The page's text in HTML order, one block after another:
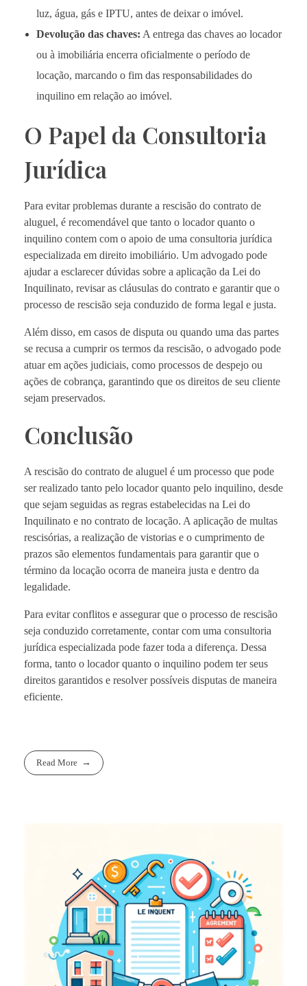
luz, água, gás e IPTU, antes de deixar o imóvel.
Devolução das chaves: A entrega das chaves ao locador
ou à imobiliária encerra oficialmente o período de
locação, marcando o fim das responsabilidades do
inquilino em relação ao imóvel.
O Papel da Consultoria
Jurídica
Para evitar problemas durante a rescisão do contrato de
aluguel, é recomendável que tanto o locador quanto o
inquilino contem com o apoio de uma consultoria jurídica
especializada em direito imobiliário. Um advogado pode
ajudar a esclarecer dúvidas sobre a aplicação da Lei do
Inquilinato, revisar as cláusulas do contrato e garantir que o
processo de rescisão seja conduzido de forma legal e justa.
Além disso, em casos de disputa ou quando uma das partes
se recusa a cumprir os termos da rescisão, o advogado pode
atuar em ações judiciais, como processos de despejo ou
ações de cobrança, garantindo que os direitos de seu cliente
sejam preservados.
Conclusão
A rescisão do contrato de aluguel é um processo que pode
ser realizado tanto pelo locador quanto pelo inquilino, desde
que sejam seguidas as regras estabelecidas na Lei do
Inquilinato e no contrato de locação. A aplicação de multas
rescisórias, a realização de vistorias e o cumprimento de
prazos são elementos fundamentais para garantir que o
término da locação ocorra de maneira justa e dentro da
legalidade.
Para evitar conflitos e assegurar que o processo de rescisão
seja conduzido corretamente, contar com uma consultoria
jurídica especializada pode fazer toda a diferença. Dessa
forma, tanto o locador quanto o inquilino podem ter seus
direitos garantidos e resolver possíveis disputas de maneira
eficiente.
Read More